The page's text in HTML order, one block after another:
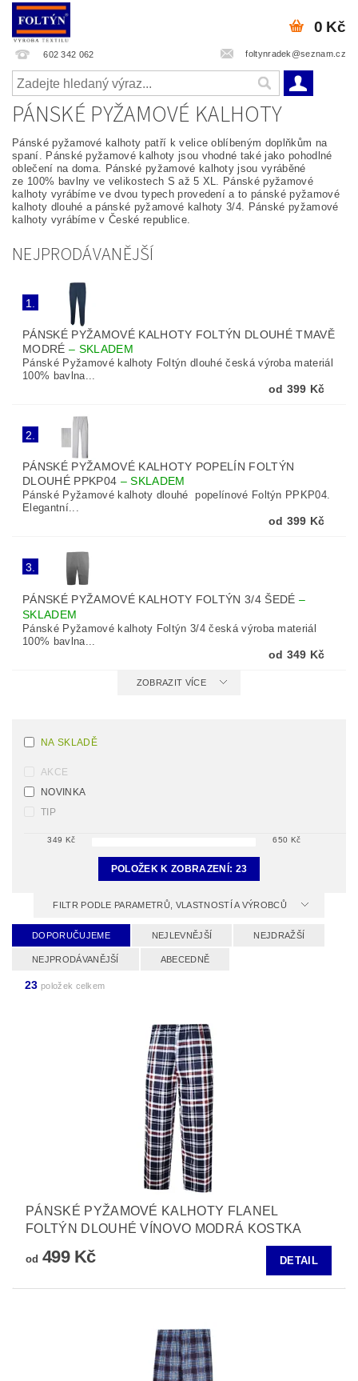
602 342 062 foltynradek@seznam.cz
0 Kč
PÁNSKÉ PYŽAMOVÉ KALHOTY
Pánské pyžamové kalhoty patří k velice oblíbeným doplňkům na
spaní. Pánské pyžamové kalhoty jsou vhodné také jako pohodlné
oblečení na doma. Pánské pyžamové kalhoty jsou vyráběné
ze 100% bavlny ve velikostech S až 5 XL. Pánské pyžamové
kalhoty vyrábíme ve dvou typech provedení a to pánské pyžamové
kalhoty dlouhé a pánské pyžamové kalhoty 3/4. Pánské pyžamové
kalhoty vyrábíme v České republice.
NEJPRODÁVANĚJŠÍ
1.
PÁNSKÉ PYŽAMOVÉ KALHOTY FOLTÝN DLOUHÉ TMAVĚ
MODRÉ– SKLADEM
Pánské Pyžamové kalhoty Foltýn dlouhé česká výroba materiál
100% bavlna...
od 399 Kč
2.
PÁNSKÉ PYŽAMOVÉ KALHOTY POPELÍN FOLTÝN
DLOUHÉ PPKP04 –SKLADEM
Pánské Pyžamové kalhoty dlouhé popelínové Foltýn PPKP04.
Elegantní...
od 399 Kč
3.
PÁNSKÉ PYŽAMOVÉ KALHOTY FOLTÝN 3/4 ŠEDÉ –
SKLADEM
Pánské Pyžamové kalhoty Foltýn 3/4 česká výroba materiál
100% bavlna...
od 349 Kč
ZOBRAZIT VÍCE
NA SKLADĚ
AKCE
NOVINKA
TIP
349 Kč 650 Kč
POLOŽEK K ZOBRAZENÍ: 23
FILTR PODLE PARAMETRŮ, VLASTNOSTÍ A VÝROBCŮ
DOPORUČUJEME NEJLEVNĚJŠÍ NEJDRAŽŠÍ
NEJPRODÁVANĚJŠÍ ABECEDNĚ
23 položek celkem
PÁNSKÉ PYŽAMOVÉ KALHOTY FLANEL
FOLTÝN DLOUHÉ VÍNOVO MODRÁ KOSTKA
od 499 Kč DETAIL